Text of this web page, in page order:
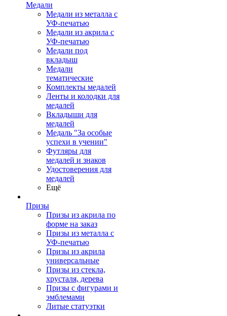
Медали
Медали из металла с
УФ-печатью
Медали из акрила с
УФ-печатью
Медали под
вкладыш
Медали
тематические
Комплекты медалей
Ленты и колодки для
медалей
Вкладыши для
медалей
Медаль "За особые
успехи в учении"
Футляры для
медалей и знаков
Удостоверения для
медалей
Ещё
Призы
Призы из акрила по
форме на заказ
Призы из металла с
УФ-печатью
Призы из акрила
универсальные
Призы из стекла,
хрусталя, дерева
Призы с фигурами и
эмблемами
Литые статуэтки